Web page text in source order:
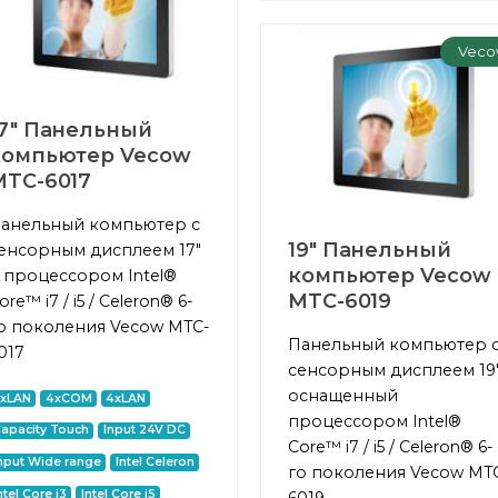
Панельный
Vecow
6017
компьютер с
дисплеем 17"
процессором Intel®
i7 / i5 / Celeron® 6-
поколения Vecow MTC-
4xCOM 4xLAN
Touch Input 24V DC
Wide range Intel Celeron
Core i3 Intel Core i5
19" Панельный
компьютер Vecow
MTC-6019
Панельный компьютер
сенсорным дисплеем
оснащенный
процессором Intel®
Core™ i7 / i5 / Celeron® 6-
го поколения Vecow